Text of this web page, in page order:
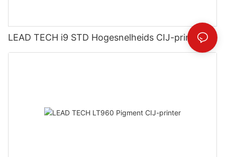
LEAD TECH i9 STD Hogesnelheids CIJ-printer